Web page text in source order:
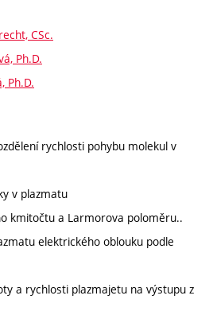
CSc.
Ph.D.
Ph.D.
rychlosti pohybu molekul v
v plazmatu
kmitočtu a Larmorova poloměru..
elektrického oblouku podle
a rychlosti plazmajetu na výstupu z